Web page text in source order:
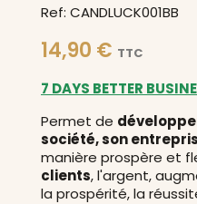
Ref: CANDLUCK001BB
14,90 € TTC
7 DAYS BETTER
Permet de
société, son
manière prospère et
clients, l'argent,
la prospérité, la